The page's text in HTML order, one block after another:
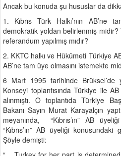
Ancak bu konuda şu hususlar da
1. Kıbrıs Türk Halkı’nın AB’ne
demokratik yoldan belirlenmiş
referandum yapılmış mıdır?
2. KKTC halkı ve Hükûmeti Türkiye
AB’ne tam üye olmasını istemekte
6 Mart 1995 tarihinde Brüksel’de
Konseyi toplantısında Türkiye ile
alınmıştı. O toplantıda Türkiye
Bakanı Sayın Murat Karayalçın
meyanında, “Kıbrıs’ın” AB
“Kıbrıs’ın” AB üyeliği
Şöyle demişti: